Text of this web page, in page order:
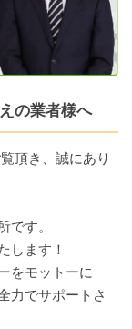
の業者様へ
頂き、誠にあり
です。
します！
をモットーに
力でサポートさ